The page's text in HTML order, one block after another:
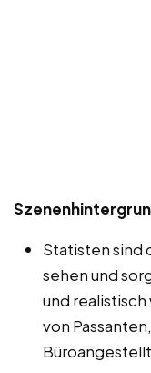
Statisten sind
sehen und
und realistisch
von